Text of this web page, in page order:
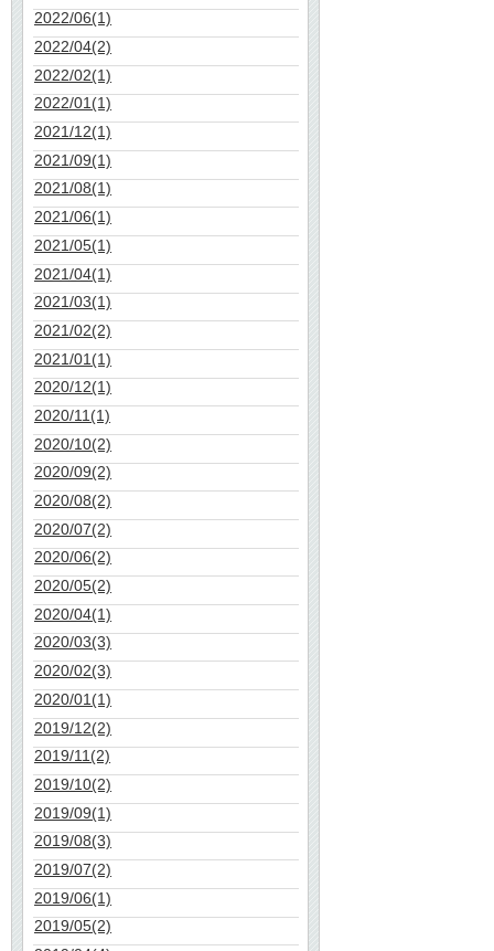
2022/06(1)
2022/04(2)
2022/02(1)
2022/01(1)
2021/12(1)
2021/09(1)
2021/08(1)
2021/06(1)
2021/05(1)
2021/04(1)
2021/03(1)
2021/02(2)
2021/01(1)
2020/12(1)
2020/11(1)
2020/10(2)
2020/09(2)
2020/08(2)
2020/07(2)
2020/06(2)
2020/05(2)
2020/04(1)
2020/03(3)
2020/02(3)
2020/01(1)
2019/12(2)
2019/11(2)
2019/10(2)
2019/09(1)
2019/08(3)
2019/07(2)
2019/06(1)
2019/05(2)